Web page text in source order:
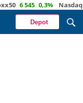
6 545 0,3% Nasdaq 29
Depot